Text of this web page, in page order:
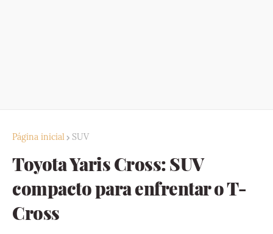
Página inicial SUV
Toyota Yaris Cross: SUV
compacto para enfrentar o T-
Cross